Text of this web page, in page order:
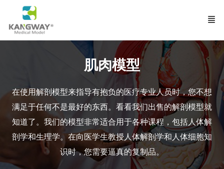
肌肉模型
在使用解剖模型来指导有抱负的医疗专业人员时，您不想
满足于任何不是最好的东西。看看我们出售的解剖模型就
知道了。我们的模型非常适合用于各种课程，包括人体解
剖学和生理学。在向医学生教授人体解剖学和人体细胞知
识时，您需要逼真的复制品。